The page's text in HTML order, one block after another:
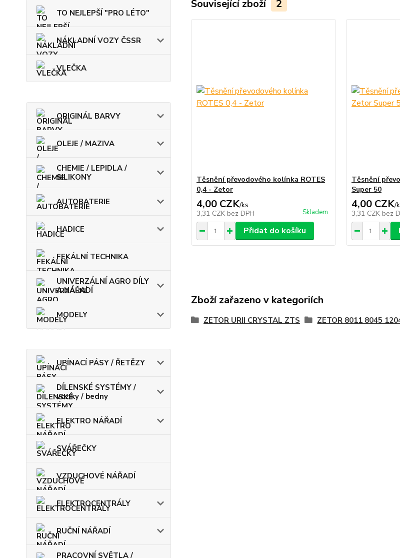
TO NEJLEPŠÍ "PRO LÉTO"
NÁKLADNÍ VOZY ČSSR
VLEČKA
ORIGINÁL BARVY
OLEJE / MAZIVA
CHEMIE / LEPIDLA /
SILIKONY
AUTOBATERIE
HADICE
FEKÁLNÍ TECHNIKA
UNIVERZÁLNÍ AGRO DÍLY
A NÁŘADÍ
MODELY
UPÍNACÍ PÁSY / ŘETĚZY
DÍLENSKÉ SYSTÉMY /
vozíky / bedny
ELEKTRO NÁŘADÍ
SVÁŘEČKY
VZDUCHOVÉ NÁŘADÍ
ELEKTROCENTRÁLY
RUČNÍ NÁŘADÍ
PRACOVNÍ SVĚTLA /
Související zboží 2
Těsnění převodového kolínka ROTES
0,4 - Zetor
4,00 CZK/ks
3,31 CZK bez DPH Skladem
Přidat do košíku
Těsnění
Super 50
4,00 CZK/
3,31 CZK bez
Zboží zařazeno v kategoriích
ZETOR URII CRYSTAL ZTS ZETOR 8011 8045